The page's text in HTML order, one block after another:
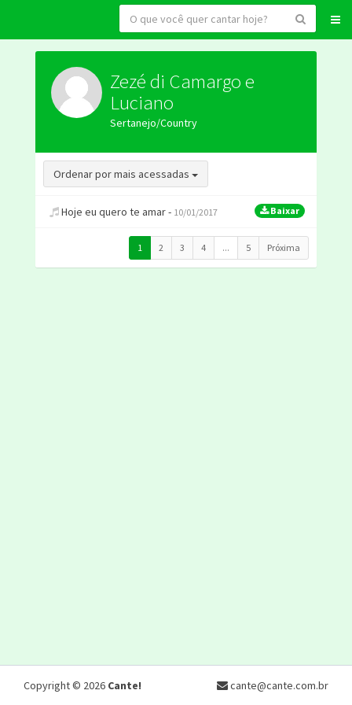
Zezé di Camargo e
Luciano
Sertanejo/Country
Ordenar por mais acessadas Toggle Dropdown
Hoje eu quero te amar - 10/01/2017 Baixar
1 2 3 4 ... 5 Próxima
Copyright © 2026 Cante! cante@cante.com.br